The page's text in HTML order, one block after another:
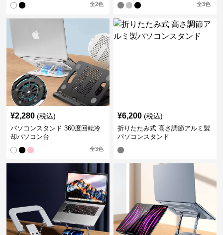
全2色 全3色
¥2,280 (税込)
パソコンスタンド 360度回転冷
却パソコン台
全3色
¥6,200 (税込)
折りたたみ式 高さ調節アルミ製
パソコンスタンド